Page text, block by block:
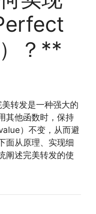
？**
转发是一种强大的
其他函数时，保持
）不变，从而避
面从原理、实现细
阐述完美转发的使